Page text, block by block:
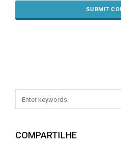
COMPARTILHE